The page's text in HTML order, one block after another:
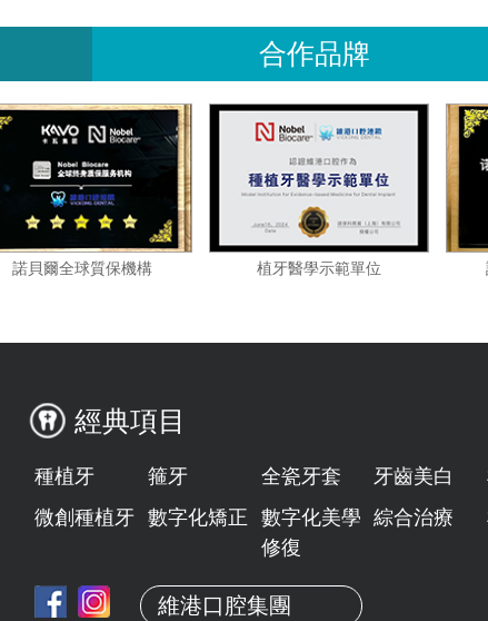
合作品牌
諾貝爾全球質保機構 植牙醫學示範單位
經典項目
種植牙 箍牙 全瓷牙套 牙齒美白
微創種植牙 數字化矯正
數字化美學
修復
綜合治療
維港口腔集團